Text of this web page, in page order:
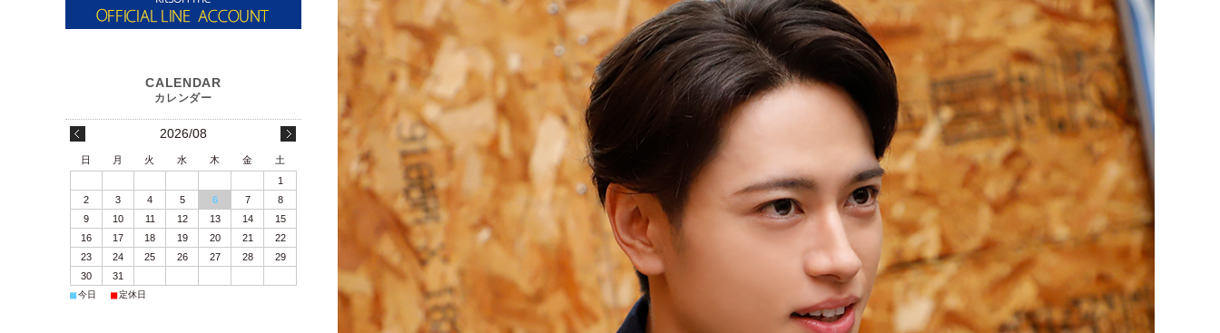
2026/08
日 月 火 水 木 金
土
1
2
3 4 5 6 7
8
9
10 11 12 13 14
15
16
17 18 19 20 21
22
23
24 25 26 27 28
29
30
31
■今日 ■定休日